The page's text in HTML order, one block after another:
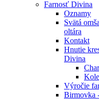
Farnosť Divina
Oznamy
Svätá
oltára
Kontakt
Hnutie
Divina
Výročie
Birmovka